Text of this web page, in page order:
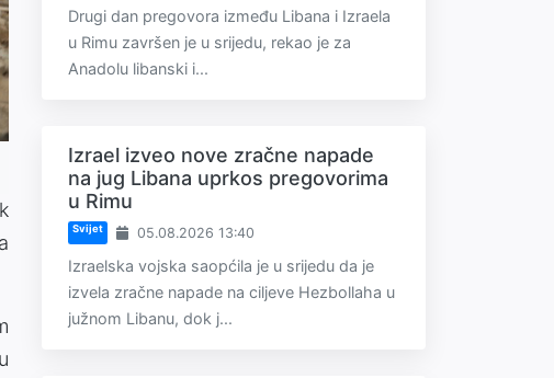
Drugi dan pregovora između Libana i Izraela
u Rimu završen je u srijedu, rekao je za
Anadolu libanski i...
Izrael izveo nove zračne napade
na jug Libana uprkos pregovorima
u Rimu
Svijet 05.08.2026 13:40
Izraelska vojska saopćila je u srijedu da je
izvela zračne napade na ciljeve Hezbollaha u
južnom Libanu, dok j...